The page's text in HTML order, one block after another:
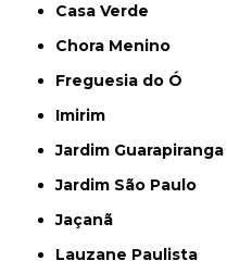
Casa Verde
Chora Menino
Freguesia do Ó
Imirim
Jardim Guarapiranga
Jardim São Paulo
Jaçanã
Lauzane Paulista